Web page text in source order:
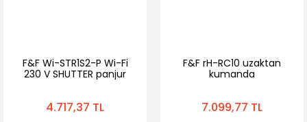
F&F Wi-STR1S2-P Wi-Fi
230 V SHUTTER panjur
4.717,37 TL
F&F rH-RC10 uzaktan
kumanda
7.099,77 TL